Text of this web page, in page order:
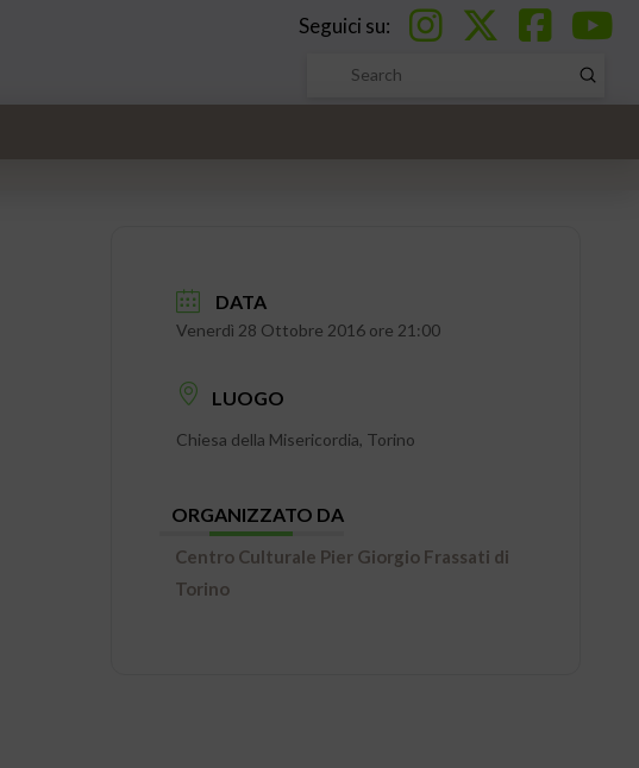
Seguici su:
Search
Submit
DATA
Venerdì 28 Ottobre 2016 ore 21:00
LUOGO
Chiesa della Misericordia, Torino
ORGANIZZATO DA
Centro Culturale Pier Giorgio Frassati di
Torino